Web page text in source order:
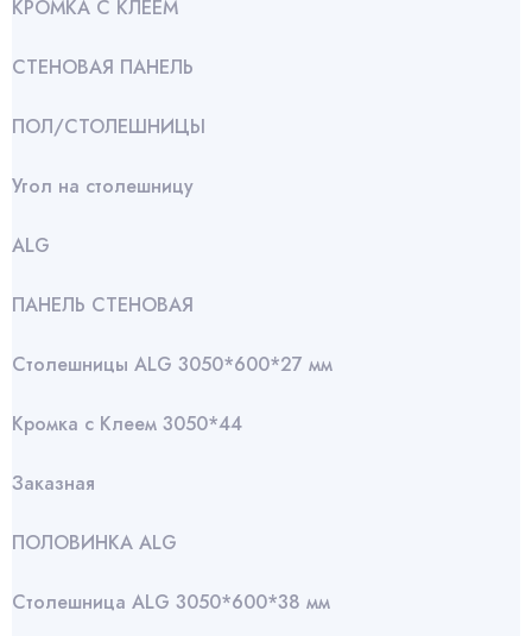
КРОМКА С КЛЕЕМ
СТЕНОВАЯ ПАНЕЛЬ
ПОЛ/СТОЛЕШНИЦЫ
Угол на столешницу
АLG
ПАНЕЛЬ СТЕНОВАЯ
Столешницы ALG 3050*600*27 мм
Кромка с Клеем 3050*44
Заказная
ПОЛОВИНКА ALG
Столешница ALG 3050*600*38 мм